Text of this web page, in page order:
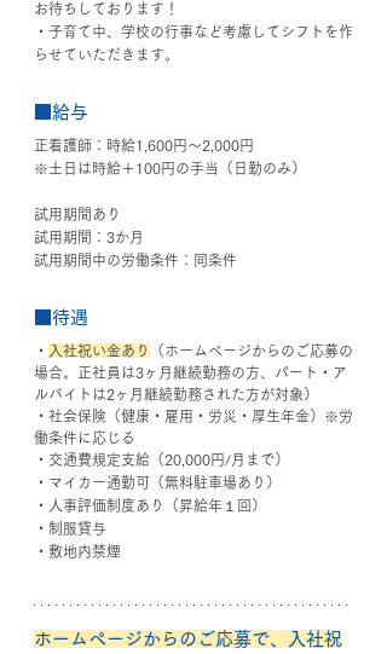
お待ちしております！
・子育て中、学校の行事など考慮してシフトを作
らせていただきます。
■給与
正看護師：時給1,600円～2,000円
※土日は時給＋100円の手当（日勤のみ）
試用期間あり
試用期間：3か月
試用期間中の労働条件：同条件
■待遇
・ 入社祝い金あり
（ホームページからのご応募の
場合。正社員は3ヶ月継続勤務の方、パート・ア
ルバイトは2ヶ月継続勤務された方が対象）
・社会保険（健康・雇用・労災・厚生年金）※労
働条件に応じる
・交通費規定支給（20,000円/月まで）
・マイカー通勤可（無料駐車場あり）
・人事評価制度あり（昇給年１回）
・制服貸与
・敷地内禁煙
ホームページからのご応募で、入社祝